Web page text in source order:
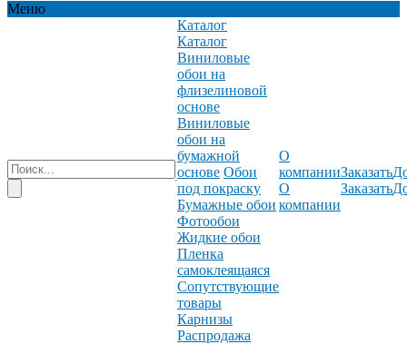
Меню
Каталог
Каталог
Виниловые
обои на
флизелиновой
основе
Виниловые
обои на
бумажной
основе Обои
под покраску
Бумажные обои
Фотообои
Жидкие обои
Пленка
самоклеящаяся
Сопутствующие
товары
Карнизы
Распродажа
О
компании
О
компании
Заказать
Заказать